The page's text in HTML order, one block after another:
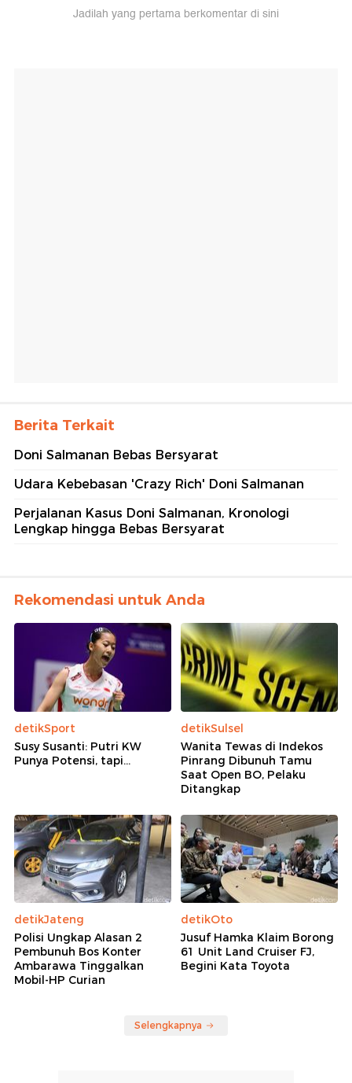
Jadilah yang pertama berkomentar di sini
Berita Terkait
Doni Salmanan Bebas Bersyarat
Udara Kebebasan 'Crazy Rich' Doni Salmanan
Perjalanan Kasus Doni Salmanan, Kronologi
Lengkap hingga Bebas Bersyarat
Rekomendasi untuk Anda
detikSport
Susy Susanti: Putri KW
Punya Potensi, tapi...
detikSulsel
Wanita Tewas di Indekos
Pinrang Dibunuh Tamu
Saat Open BO, Pelaku
Ditangkap
detikJateng
Polisi Ungkap Alasan 2
Pembunuh Bos Konter
Ambarawa Tinggalkan
Mobil-HP Curian
detikOto
Jusuf Hamka Klaim Borong
61 Unit Land Cruiser FJ,
Begini Kata Toyota
Selengkapnya